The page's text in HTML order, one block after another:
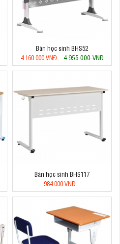
Bàn học sinh BHS52
4.160.000 VNĐ
4.955.000 VNĐ
Bàn học sinh BHS117
984.000 VNĐ